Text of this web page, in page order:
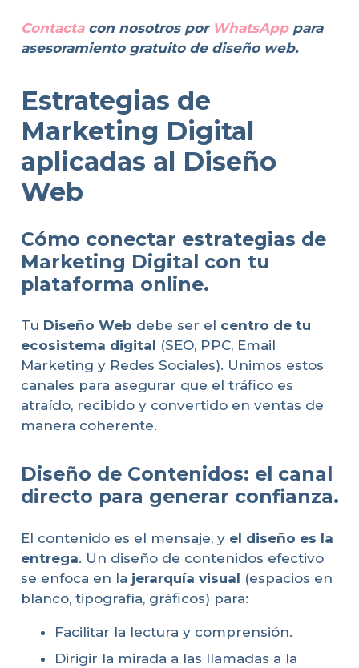
Contactacon nosotros por WhatsApppara
asesoramiento gratuito de diseño web.
Estrategias de
Marketing Digital
aplicadas al Diseño
Web
Cómo conectar estrategias de
Marketing Digital con tu
plataforma online.
Tu Diseño Web debe ser el centro de tu
ecosistema digital (SEO, PPC, Email
Marketing y Redes Sociales). Unimos estos
canales para asegurar que el tráfico es
atraído, recibido y convertido en ventas de
manera coherente.
Diseño de Contenidos: el canal
directo para generar confianza.
El contenido es el mensaje, y el diseño es la
entrega. Un diseño de contenidos efectivo
se enfoca en la jerarquía visual (espacios en
blanco, tipografía, gráficos) para:
Facilitar la lectura y comprensión.
Dirigir la mirada a las llamadas a la